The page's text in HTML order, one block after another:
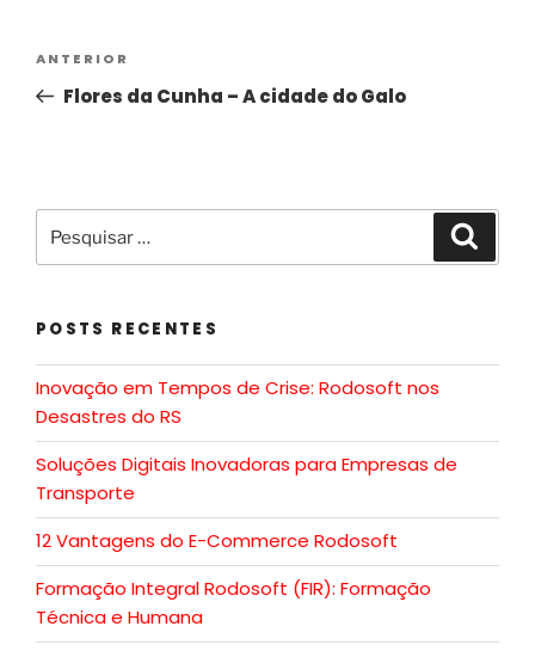
ANTERIOR
Flores da Cunha – A cidade do Galo
POSTS RECENTES
Inovação em Tempos de Crise: Rodosoft nos
Desastres do RS
Soluções Digitais Inovadoras para Empresas de
Transporte
12 Vantagens do E-Commerce Rodosoft
Formação Integral Rodosoft (FIR): Formação
Técnica e Humana